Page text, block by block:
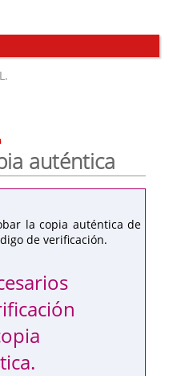
auténtica
la copia auténtica de
de verificación.